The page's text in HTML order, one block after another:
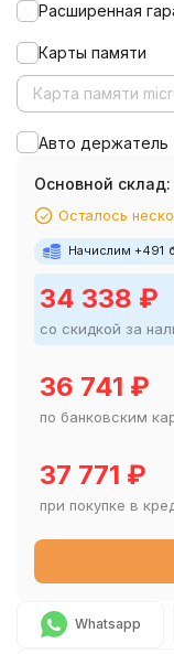
Расширенная
Карты памяти
Карта памяти
Авто держатель
Основной склад:
Осталось
Начислим +491
34 338 ₽
со скидкой за
36 741 ₽
по банковским
37 771 ₽
при покупке в
Whatsapp